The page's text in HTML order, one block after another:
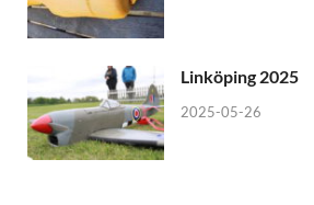
Linköping 2025
2025-05-26